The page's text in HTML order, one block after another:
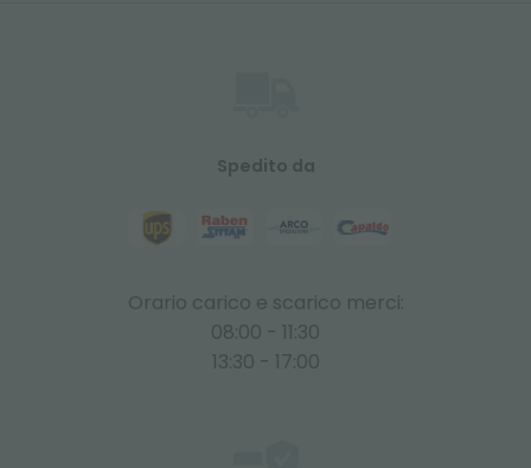
Spedito da
Orario carico e scarico merci:
08:00 - 11:30
13:30 - 17:00